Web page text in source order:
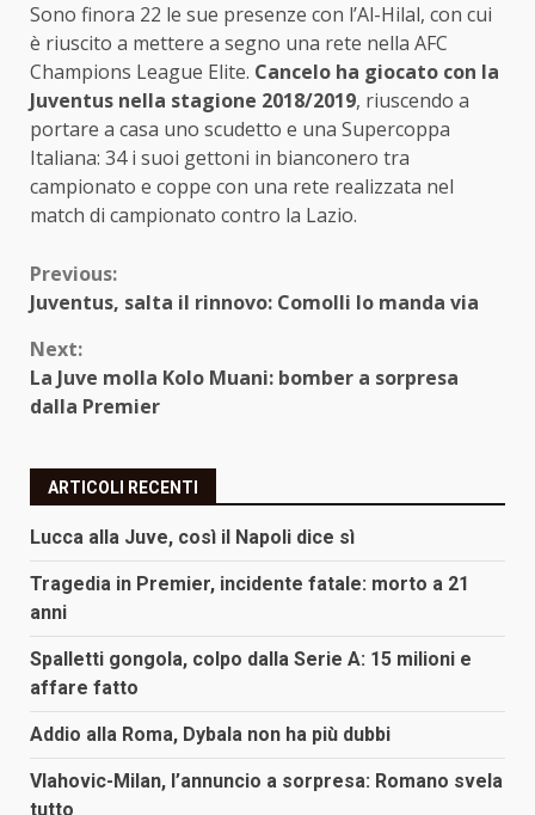
Sono finora 22 le sue presenze con l’Al-Hilal, con cui
è riuscito a mettere a segno una rete nella AFC
Champions League Elite. Cancelo ha giocato con la
Juventus nella stagione 2018/2019, riuscendo a
portare a casa uno scudetto e una Supercoppa
Italiana: 34 i suoi gettoni in bianconero tra
campionato e coppe con una rete realizzata nel
match di campionato contro la Lazio.
Continue
Previous:
Juventus, salta il rinnovo: Comolli lo manda via
Next:
La Juve molla Kolo Muani: bomber a sorpresa
dalla Premier
ARTICOLI RECENTI
Lucca alla Juve, così il Napoli dice sì
Tragedia in Premier, incidente fatale: morto a 21
anni
Spalletti gongola, colpo dalla Serie A: 15 milioni e
affare fatto
Addio alla Roma, Dybala non ha più dubbi
Vlahovic-Milan, l’annuncio a sorpresa: Romano svela
tutto